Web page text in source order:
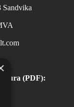
Sandvika
(PDF):